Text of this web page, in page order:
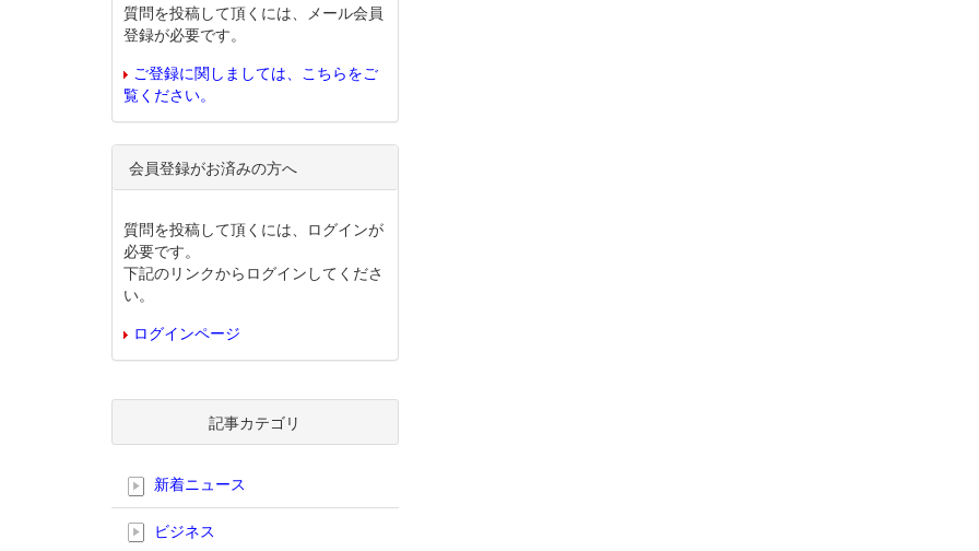
質問を投稿して頂くには、メール会員
登録が必要です。
ご登録に関しましては、こちらをご
覧ください。
会員登録がお済みの方へ
質問を投稿して頂くには、ログインが
必要です。
下記のリンクからログインしてくださ
い。
ログインページ
記事カテゴリ
新着ニュース
ビジネス